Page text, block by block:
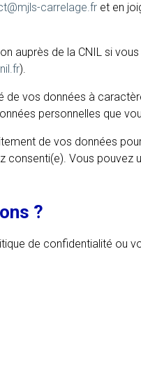
carrelage.fr et en
auprès de la CNIL si
).
de vos données à
personnelles que
de vos données
consenti(e). Vous
?
de confidentialité ou